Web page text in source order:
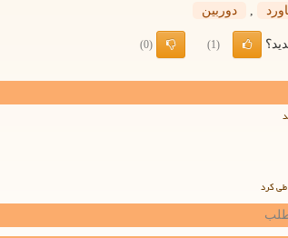
, دوربین
(1)
(0)
کرد